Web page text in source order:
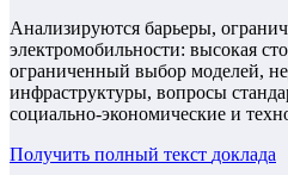
Анализируются барьеры,
электромобильности: высокая
ограниченный выбор моделей,
инфраструктуры, вопросы
социально-экономические и
Получить полный текст доклада